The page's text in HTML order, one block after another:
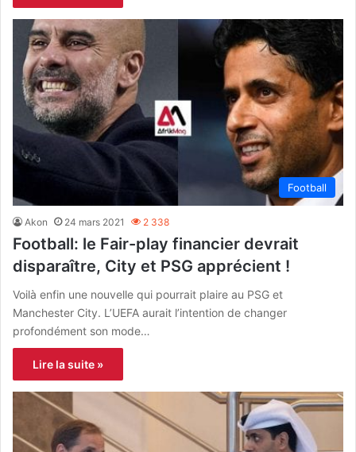
Football
Akon 24 mars 2021 2 338
Football: le Fair-play financier devrait
disparaître, City et PSG apprécient !
Voilà enfin une nouvelle qui pourrait plaire au PSG et
Manchester City. L’UEFA aurait l’intention de changer
profondément son mode…
Lire la suite »